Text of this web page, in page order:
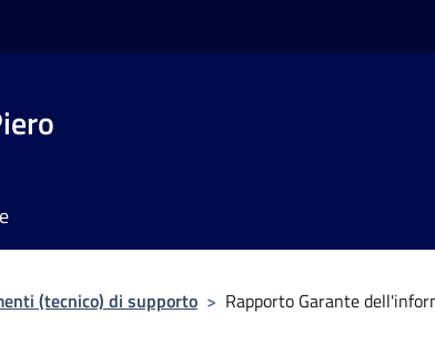
(tecnico) di supporto > Rapporto Garante